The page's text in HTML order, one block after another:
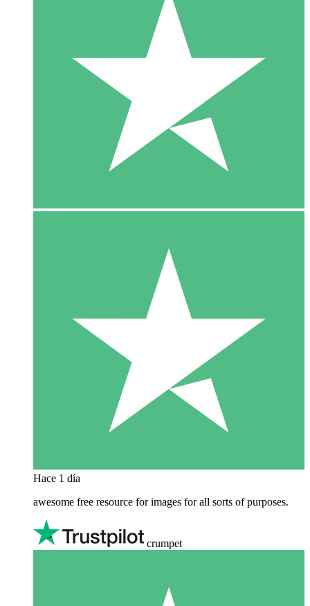
Hace 1 día
awesome free resource for images for all sorts of purposes.
crumpet